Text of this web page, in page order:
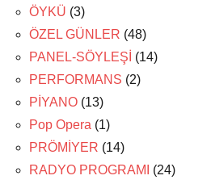
ÖYKÜ (3)
ÖZEL GÜNLER (48)
PANEL-SÖYLEŞİ (14)
PERFORMANS (2)
PİYANO (13)
Pop Opera (1)
PRÖMİYER (14)
RADYO PROGRAMI
(24)